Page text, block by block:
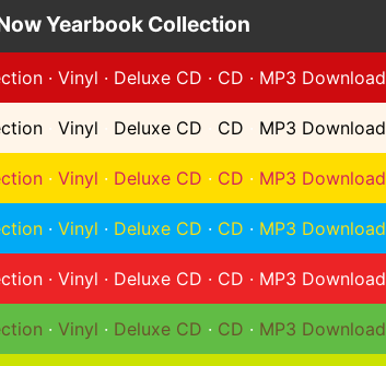
Yearbook Collection
· Vinyl · Deluxe CD · CD · MP3 Download
Vinyl Deluxe CD CD MP3 Download
· Vinyl · Deluxe CD · CD · MP3 Download
· Vinyl · Deluxe CD · CD · MP3 Download
· Vinyl · Deluxe CD · CD · MP3 Download
· Vinyl · Deluxe CD · CD · MP3 Download